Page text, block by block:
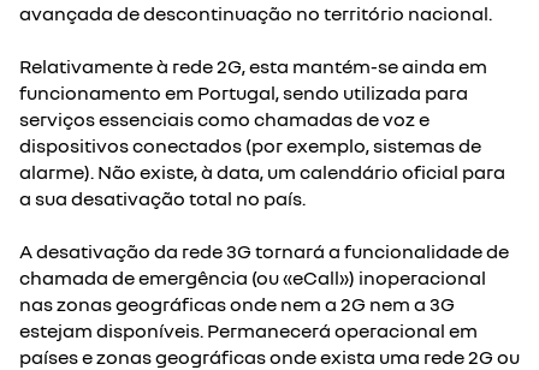
avançada de descontinuação no território nacional.
Relativamente à rede 2G, esta mantém-se ainda em
funcionamento em Portugal, sendo utilizada para
serviços essenciais como chamadas de voz e
dispositivos conectados (por exemplo, sistemas de
alarme). Não existe, à data, um calendário oficial para
a sua desativação total no país.
A desativação da rede 3G tornará a funcionalidade de
chamada de emergência (ou «eCall») inoperacional
nas zonas geográficas onde nem a 2G nem a 3G
estejam disponíveis. Permanecerá operacional em
países e zonas geográficas onde exista uma rede 2G ou